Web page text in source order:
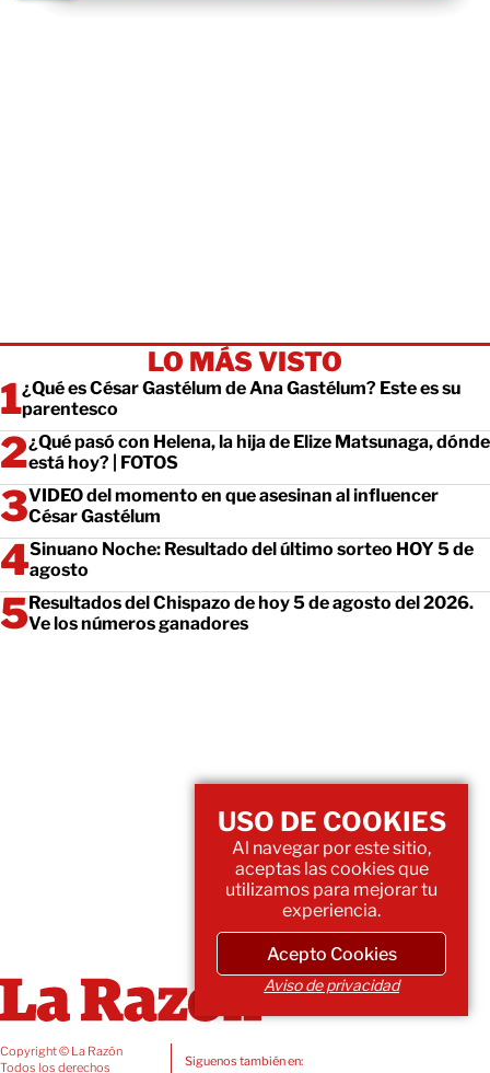
LO MÁS VISTO
¿Qué es César Gastélum de Ana Gastélum? Este es su
parentesco
¿Qué pasó con Helena, la hija de Elize Matsunaga, dónde
está hoy? | FOTOS
VIDEO del momento en que asesinan al influencer
César Gastélum
Sinuano Noche: Resultado del último sorteo HOY 5 de
agosto
Resultados del Chispazo de hoy 5 de agosto del 2026.
Ve los números ganadores
Copyright © La Razón
Todos los derechos
Siguenos también en:
USO DE COOKIES
Al navegar por este sitio,
aceptas las cookies que
utilizamos para mejorar tu
experiencia.
Acepto Cookies
Aviso de privacidad